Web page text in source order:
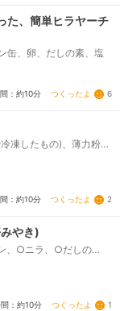
た、簡単ヒラヤーチ
缶、卵、だしの素、塩
：約10分 つくったよ 6
凍したもの)、薄力粉、
：約10分 つくったよ 2
やき)
、○ニラ、○だしの
：約10分 つくったよ 1